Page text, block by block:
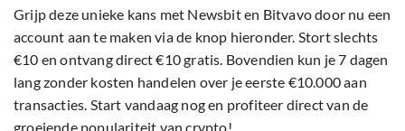
Grijp deze unieke kans met Newsbit en Bitvavo door nu een
account aan te maken via de knop hieronder. Stort slechts
€10 en ontvang direct €10 gratis. Bovendien kun je 7 dagen
lang zonder kosten handelen over je eerste €10.000 aan
transacties. Start vandaag nog en profiteer direct van de
groeiende populariteit van crypto!